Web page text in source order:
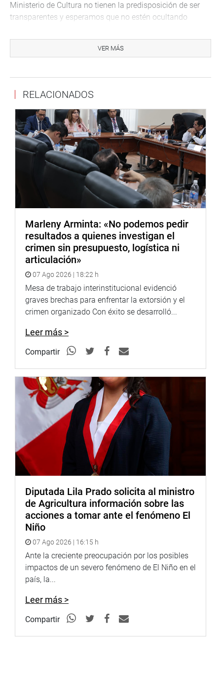
Ministerio de Cultura no tienen la predisposición de ser
transparentes y esperamos que no estén ocultando
Morante Figari solicitó además información
complementaria de la creación de Reserva PIACI en las
Tigre y Afluentes”) y estudios técnicos y complementarios
presentados por AIDESEP, para sustentar el pedido de
creación de la Reserva Indígena Napo Tigre.
Es preciso indicar que el congresista, Jorge Morante,
sostuvo una reunión con la APU Pilar Cabrera Caballero
en su calidad de Presidente de la Federación de
Comunidades Nativas del Curaray y Arabela (FECONACA)
quien junto al sabio indígena Edgard Pastor Rosero y
otros líderes del pueblo Arabela que expusieron su
enorme preocupación por que el Ministerio de Cultura
gestiona desde hace unos años la creación de una
segunda reserva intangible en la región Loreto que
frenaría su desarrollo.
DESPACHO CONGRESAL
VER MÁS
RELACIONADOS
Marleny Arminta: «No podemos pedir
resultados a quienes investigan el
crimen sin presupuesto, logística ni
articulación»
07 Ago 2026 | 18:22 h
Mesa de trabajo interinstitucional evidenció
graves brechas para enfrentar la extorsión y el
crimen organizado Con éxito se desarrolló...
Leer más >
Compartir
Diputada Lila Prado solicita al ministro
de Agricultura información sobre las
acciones a tomar ante el fenómeno El
Niño
07 Ago 2026 | 16:15 h
Ante la creciente preocupación por los posibles
impactos de un severo fenómeno de El Niño en el
país, la...
Leer más >
Compartir